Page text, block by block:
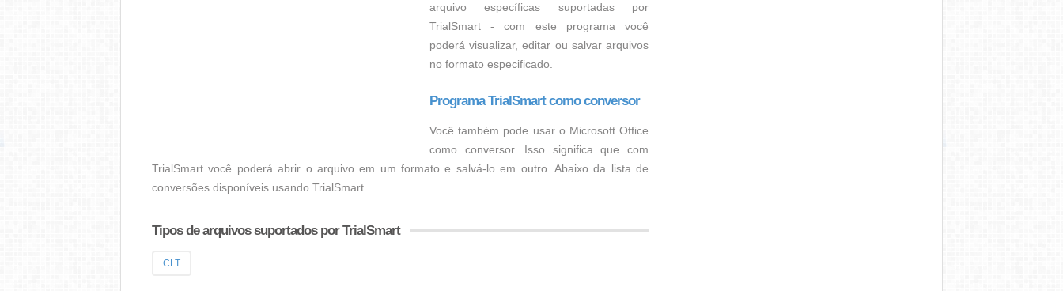
arquivo específicas suportadas por
TrialSmart - com este programa você
poderá visualizar, editar ou salvar arquivos
no formato especificado.
Programa TrialSmart como conversor
Você também pode usar o Microsoft Office
como conversor. Isso significa que com
TrialSmart você poderá abrir o arquivo em um formato e salvá-lo em outro. Abaixo da lista de
conversões disponíveis usando TrialSmart.
Tipos de arquivos suportados por TrialSmart
CLT